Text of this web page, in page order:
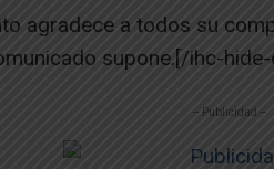
agradece a todos su
supone.[/ihc-
-- Publicidad --